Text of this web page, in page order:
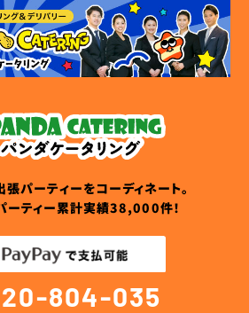
張パーティーをコーディネート。
ーティー累計実績38,000件！
804-035